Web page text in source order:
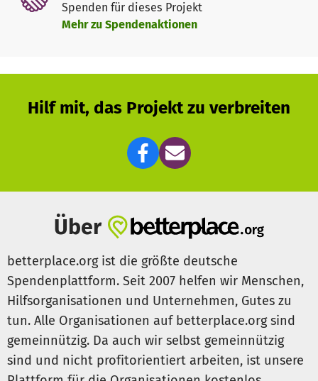
Spenden für dieses Projekt
Mehr zu Spendenaktionen
Hilf mit, das Projekt zu verbreiten
Über
betterplace.org ist die größte deutsche
Spendenplattform. Seit 2007 helfen wir Menschen,
Hilfsorganisationen und Unternehmen, Gutes zu
tun. Alle Organisationen auf betterplace.org sind
gemeinnützig. Da auch wir selbst gemeinnützig
sind und nicht profitorientiert arbeiten, ist unsere